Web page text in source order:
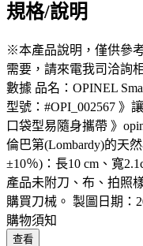
規格/說明
※本產品說明，僅供參
需要，請來電我司洽詢
數據 品名：OPINEL
型號：#OPI_002567 》
口袋型易隨身攜帶 》
倫巴第(Lombardy)的天
±10％)：長10 cm、寬
產品未附刀、布、拍照
購買刀械。 製圖日期：
購物須知
查看